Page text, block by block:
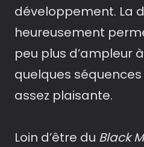
développement. La
heureusement
peu plus d’ampleur
quelques
assez plaisante.
Loin d’être du Black